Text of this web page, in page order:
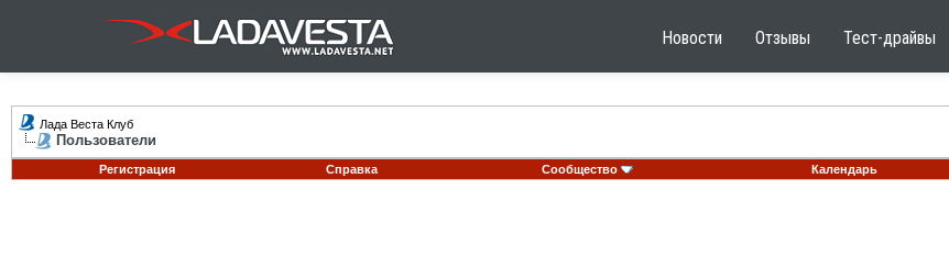
Новости Отзывы Тест-драйвы
Лада Веста Клуб
Пользователи
Регистрация
Справка Сообщество Календарь